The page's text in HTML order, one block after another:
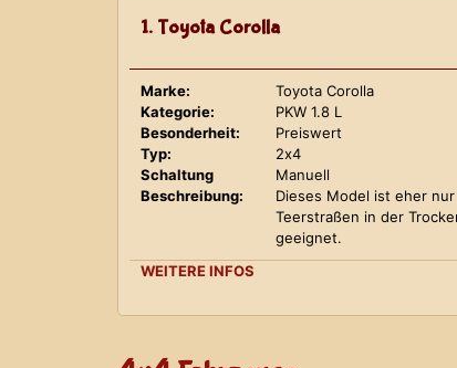
1. Toyota Corolla
Marke:
Toyota Corolla
Kategorie:
PKW 1.8 L
Besonderheit:
Preiswert
Typ:
2x4
Schaltung
Manuell
Beschreibung:
Dieses Model ist eher
Teerstraßen in der
geeignet.
WEITERE INFOS